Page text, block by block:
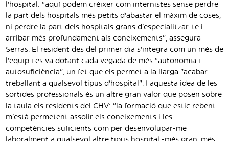
l'hospital: "aquí podem créixer com internistes sense perdre
la part dels hospitals més petits d'abastar el màxim de coses,
ni perdre la part dels hospitals grans d'especialitzar-te i
arribar més profundament als coneixements", assegura
Serras. El resident des del primer dia s'integra com un més de
l'equip i es va dotant cada vegada de més "autonomia i
autosuficiència", un fet que els permet a la llarga "acabar
treballant a qualsevol tipus d'hospital". I aquesta idea de les
sortides professionals és un altre gran valor que posen sobre
la taula els residents del CHV: "la formació que estic rebent
m'està permetent assolir els coneixements i les
competències suficients com per desenvolupar-me